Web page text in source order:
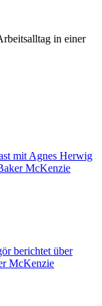
in einer
mit Agnes Herwig
McKenzie
berichtet über
McKenzie